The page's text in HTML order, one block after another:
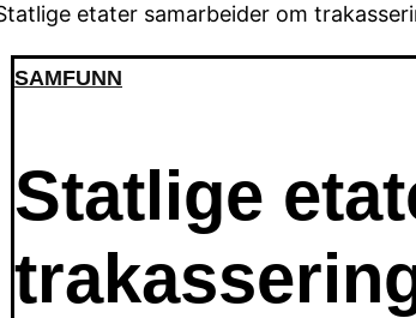
SAMFUNN
Statlige